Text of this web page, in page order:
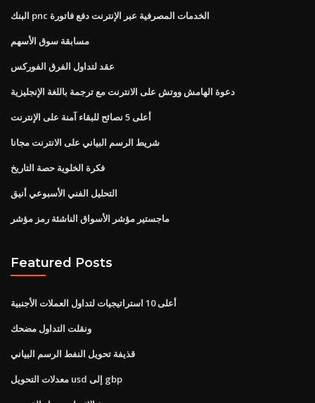
البنك pnc الخدمات المصرفية عبر الإنترنت دفع فاتورة
مسابقة سوق الأسهم
عقد لتداول الفرق الفوركس
دعوة الهامش ووتش على الانترنت مع ترجمة باللغة الإنجليزية
أعلى 5 نصائح للبقاء آمنة على الإنترنت
شريط الرسم البياني على الانترنت مجانا
فكرة الخلوية حصة التاريخ
التحليل الفني الأسبوعي أنيق
ماجستير مؤشر الأسواق الناشئة رمز مؤشر
Featured Posts
أعلى 10 استراتيجيات لتداول العملات الأجنبية
ونقلت التداول مضحك
قذيفة تحويل النفط الرسم البياني
معدلات التحويل usd إلى gbp